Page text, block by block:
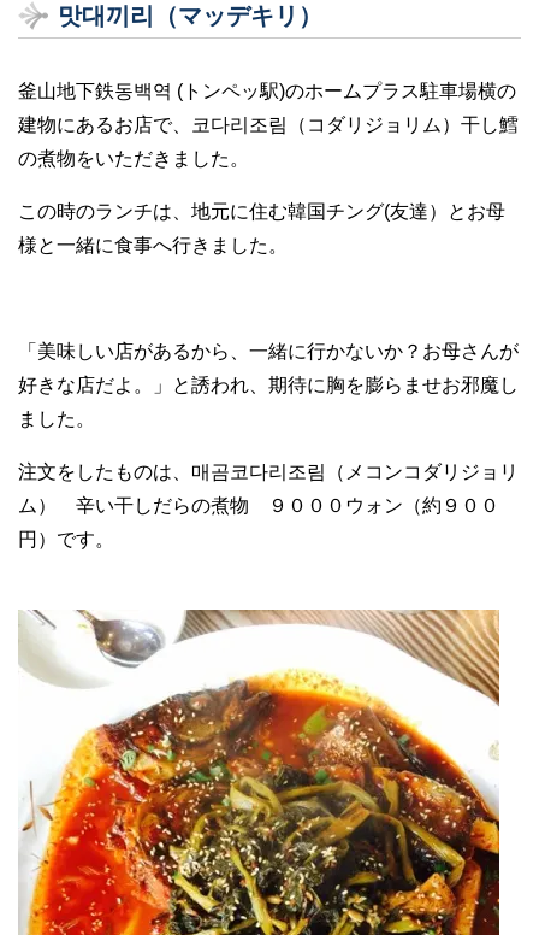
맛대끼리（マッデキリ）
釜山地下鉄동백역 (トンペッ駅)のホームプラス駐車場横の
建物にあるお店で、코다리조림（コダリジョリム）干し鱈
の煮物をいただきました。
この時のランチは、地元に住む韓国チング(友達）とお母
様と一緒に食事へ行きました。
「美味しい店があるから、一緒に行かないか？お母さんが
好きな店だよ。」と誘われ、期待に胸を膨らませお邪魔し
ました。
注文をしたものは、매곰코다리조림（メコンコダリジョリ
ム） 辛い干しだらの煮物 ９０００ウォン（約９００
円）です。